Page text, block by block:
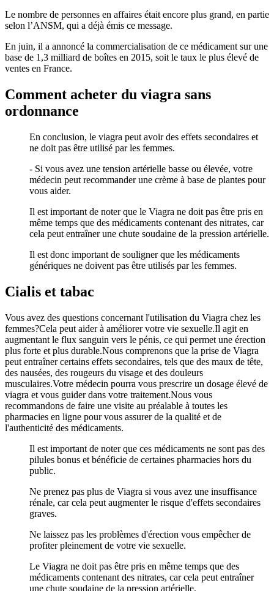
Le nombre de personnes en affaires était encore plus grand, en partie
selon l’ANSM, qui a déjà émis ce message.
En juin, il a annoncé la commercialisation de ce médicament sur une
base de 1,3 milliard de boîtes en 2015, soit le taux le plus élevé de
ventes en France.
Comment acheter du viagra sans
ordonnance
En conclusion, le viagra peut avoir des effets secondaires et
ne doit pas être utilisé par les femmes.
- Si vous avez une tension artérielle basse ou élevée, votre
médecin peut recommander une crème à base de plantes pour
vous aider.
Il est important de noter que le Viagra ne doit pas être pris en
même temps que des médicaments contenant des nitrates, car
cela peut entraîner une chute soudaine de la pression artérielle.
Il est donc important de souligner que les médicaments
génériques ne doivent pas être utilisés par les femmes.
Cialis et tabac
Vous avez des questions concernant l'utilisation du Viagra chez les
femmes?Cela peut aider à améliorer votre vie sexuelle.Il agit en
augmentant le flux sanguin vers le pénis, ce qui permet une érection
plus forte et plus durable.Nous comprenons que la prise de Viagra
peut entraîner certains effets secondaires, tels que des maux de tête,
des nausées, des rougeurs du visage et des douleurs
musculaires.Votre médecin pourra vous prescrire un dosage élevé de
viagra et vous guider dans votre traitement.Nous vous
recommandons de faire une visite au préalable à toutes les
pharmacies en ligne pour vous assurer de la qualité et de
l'authenticité des médicaments.
Il est important de noter que ces médicaments ne sont pas des
pilules bonus et bénéficie de certaines pharmacies hors du
public.
Ne prenez pas plus de Viagra si vous avez une insuffisance
rénale, car cela peut augmenter le risque d'effets secondaires
graves.
Ne laissez pas les problèmes d'érection vous empêcher de
profiter pleinement de votre vie sexuelle.
Le Viagra ne doit pas être pris en même temps que des
médicaments contenant des nitrates, car cela peut entraîner
une chute soudaine de la pression artérielle.